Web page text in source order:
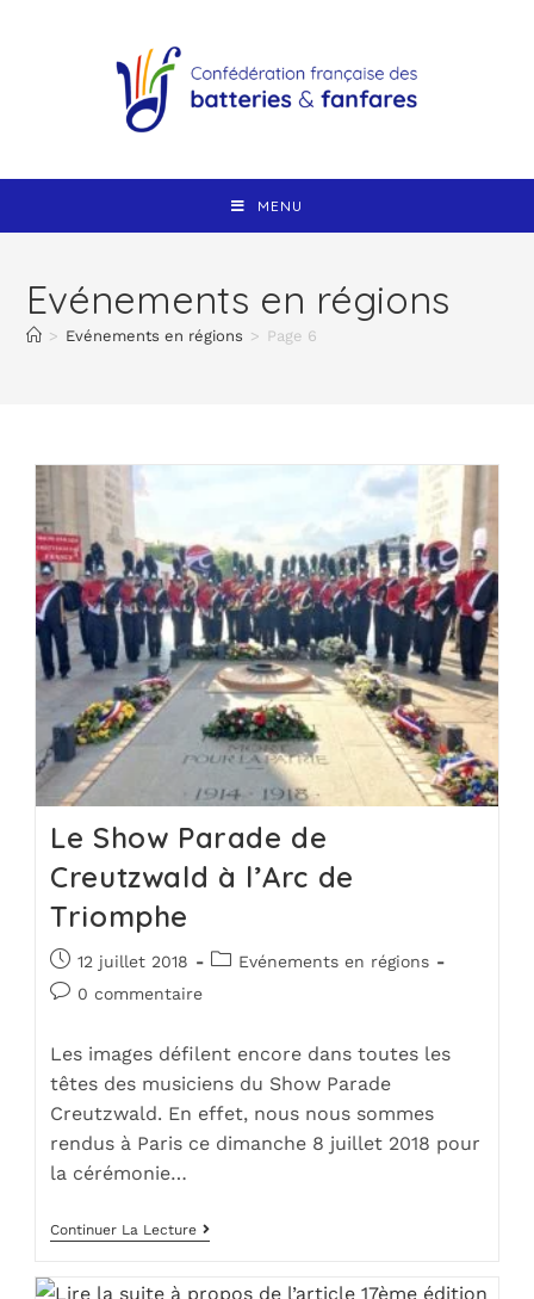
MENU
Evénements en régions
> Evénements en régions > Page 6
Le Show Parade de
Creutzwald à l’Arc de
Triomphe
12 juillet 2018
Evénements en régions
0 commentaire
Les images défilent encore dans toutes les
têtes des musiciens du Show Parade
Creutzwald. En effet, nous nous sommes
rendus à Paris ce dimanche 8 juillet 2018 pour
la cérémonie…
Continuer La Lecture